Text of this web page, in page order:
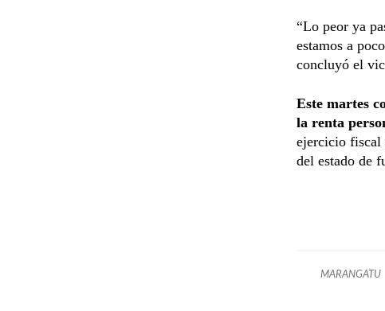
“Lo peor ya
estamos a
concluyó el
Este martes
la renta
ejercicio fiscal
del estado de
MARANGATU